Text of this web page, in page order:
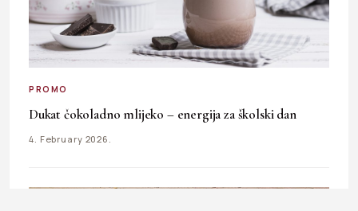
PROMO
Dukat čokoladno mlijeko – energija za školski dan
4. February 2026.